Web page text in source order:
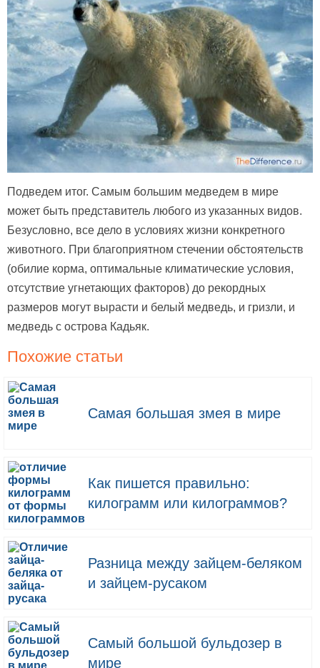
Подведем итог. Самым большим медведем в мире
может быть представитель любого из указанных видов.
Безусловно, все дело в условиях жизни конкретного
животного. При благоприятном стечении обстоятельств
(обилие корма, оптимальные климатические условия,
отсутствие угнетающих факторов) до рекордных
размеров могут вырасти и белый медведь, и гризли, и
медведь с острова Кадьяк.
Похожие статьи
Самая большая змея в мире
Как пишется правильно:
килограмм или килограммов?
Разница между зайцем-беляком
и зайцем-русаком
Самый большой бульдозер в
мире